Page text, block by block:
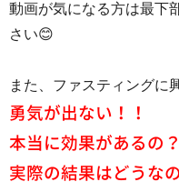
動画が気になる方は最下
さい😊
また、ファスティングに
勇気が出ない！！
本当に効果があるの
実際の結果はどうな